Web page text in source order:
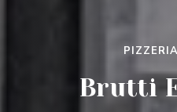
PIZZERIA
Brutti